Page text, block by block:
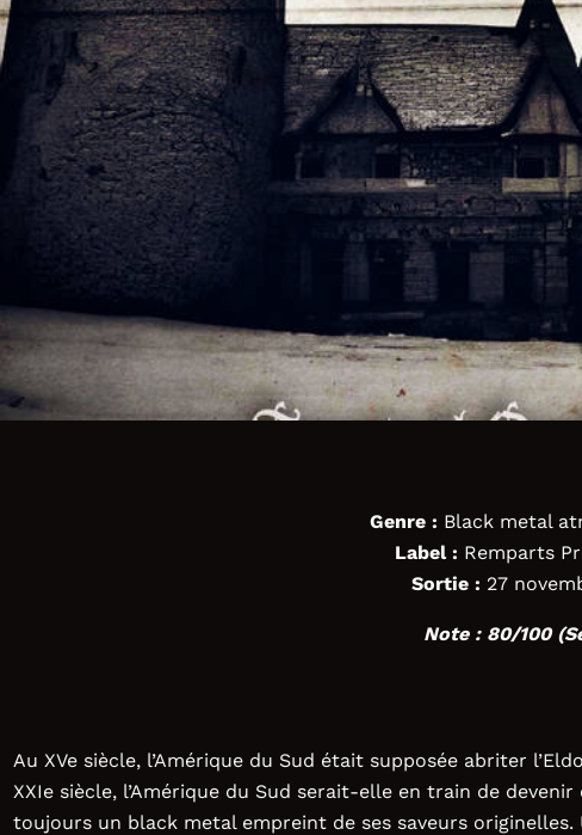
Genre : Black metal
Label : Remparts
Sortie : 27
Note : 80/100
Au XVe siècle, l’Amérique du Sud était supposée abriter
XXIe siècle, l’Amérique du Sud serait-elle en train de
toujours un black metal empreint de ses saveurs